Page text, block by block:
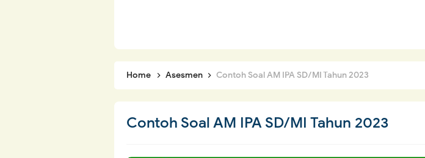
Home Asesmen Contoh Soal AM IPA SD/MI Tahun 2023
Contoh Soal AM IPA SD/MI Tahun 2023